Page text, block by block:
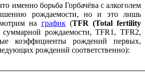
именно борьба Горбачёва с алкоголем
рождаемости, но и это лишь
на график(TFR (Total fertility
суммарной рождаемости, TFR1, TFR2,
коэффициенты рождений первых,
рождений соответственно):